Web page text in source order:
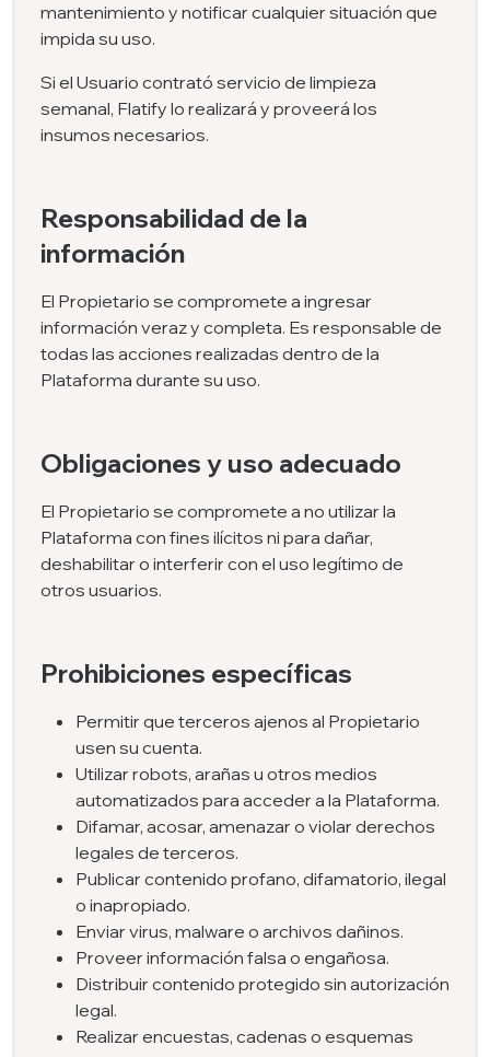
mantenimiento y notificar cualquier situación que
impida su uso.
Si el Usuario contrató servicio de limpieza
semanal, Flatify lo realizará y proveerá los
insumos necesarios.
Responsabilidad de la
información
El Propietario se compromete a ingresar
información veraz y completa. Es responsable de
todas las acciones realizadas dentro de la
Plataforma durante su uso.
Obligaciones y uso adecuado
El Propietario se compromete a no utilizar la
Plataforma con fines ilícitos ni para dañar,
deshabilitar o interferir con el uso legítimo de
otros usuarios.
Prohibiciones específicas
Permitir que terceros ajenos al Propietario
usen su cuenta.
Utilizar robots, arañas u otros medios
automatizados para acceder a la Plataforma.
Difamar, acosar, amenazar o violar derechos
legales de terceros.
Publicar contenido profano, difamatorio, ilegal
o inapropiado.
Enviar virus, malware o archivos dañinos.
Proveer información falsa o engañosa.
Distribuir contenido protegido sin autorización
legal.
Realizar encuestas, cadenas o esquemas